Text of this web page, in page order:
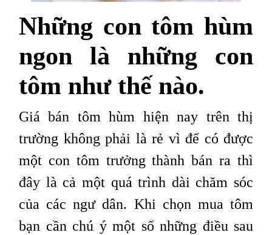
Những con tôm hùm
ngon là những con
tôm như thế nào.
Giá bán tôm hùm hiện nay trên thị
trường không phải là rẻ vì để có được
một con tôm trưởng thành bán ra thì
đây là cả một quá trình dài chăm sóc
của các ngư dân. Khi chọn mua tôm
bạn cần chú ý một số những điều sau